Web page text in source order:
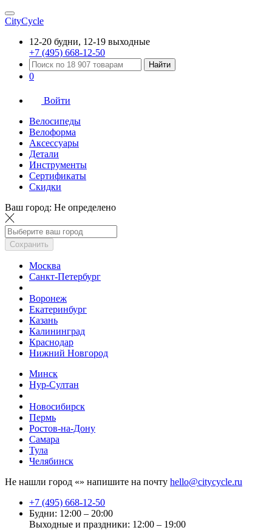
CityCycle
12-20 будни, 12-19 выходные
+7 (495) 668-12-50
Найти
0
Войти
Велосипеды
Велоформа
Аксессуары
Детали
Инструменты
Сертификаты
Скидки
Ваш город: Не определено
Сохранить
Москва
Санкт-Петербург
Воронеж
Екатеринбург
Казань
Калининград
Краснодар
Нижний Новгород
Минск
Нур-Султан
Новосибирск
Пермь
Ростов-на-Дону
Самара
Тула
Челябинск
Не нашли город «» напишите на почту hello@citycycle.ru
+7 (495) 668-12-50
Будни: 12:00 – 20:00
Выходные и праздники: 12:00 – 19:00